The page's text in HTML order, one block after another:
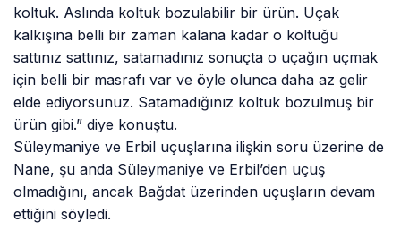
koltuk. Aslında koltuk bozulabilir bir ürün. Uçak
kalkışına belli bir zaman kalana kadar o koltuğu
sattınız sattınız, satamadınız sonuçta o uçağın uçmak
için belli bir masrafı var ve öyle olunca daha az gelir
elde ediyorsunuz. Satamadığınız koltuk bozulmuş bir
ürün gibi.” diye konuştu.
Süleymaniye ve Erbil uçuşlarına ilişkin soru üzerine de
Nane, şu anda Süleymaniye ve Erbil’den uçuş
olmadığını, ancak Bağdat üzerinden uçuşların devam
ettiğini söyledi.